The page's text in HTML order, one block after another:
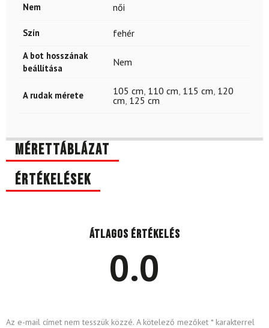
Nem női
Szín fehér
A bot hosszának
beállítása
Nem
A rudak mérete 105 cm 110 cm 115 cm 120
cm 125 cm
Mérettáblázat
Értékelések
Átlagos értékelés
0.0
Az e-mail címet nem tesszük közzé. A kötelező mezőket *karakterrel